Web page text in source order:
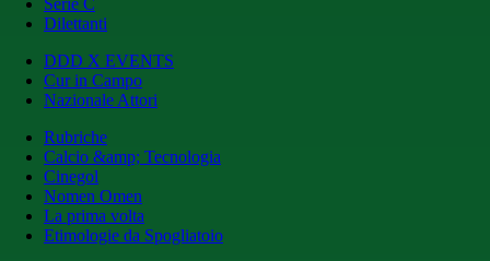
Serie C
Dilettanti
DDD X EVENTS
Cur in Campo
Nazionale Attori
Rubriche
Calcio &amp; Tecnologia
Cinegol
Nomen Omen
La prima volta
Etimologie da Spogliatoio